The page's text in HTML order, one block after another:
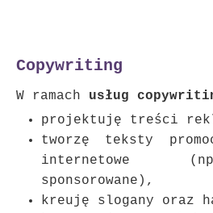
Copywriting
W ramach usług
projektuję treści
tworzę teksty
internetowe
sponsorowane),
kreuję slogany oraz